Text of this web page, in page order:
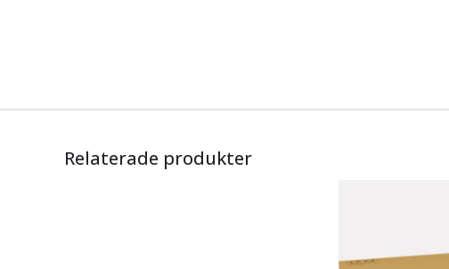
Relaterade produkter